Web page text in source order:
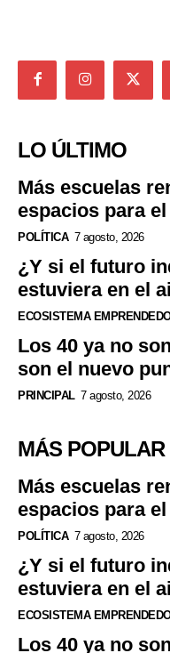
LO ÚLTIMO
Más escuelas
espacios para
POLÍTICA 7 agosto, 2026
¿Y si el futuro
estuviera en el
ECOSISTEMA
Los 40 ya no
son el nuevo
PRINCIPAL 7 agosto, 2026
MÁS POPULAR
Más escuelas
espacios para
POLÍTICA 7 agosto, 2026
¿Y si el futuro
estuviera en el
ECOSISTEMA
Los 40 ya no